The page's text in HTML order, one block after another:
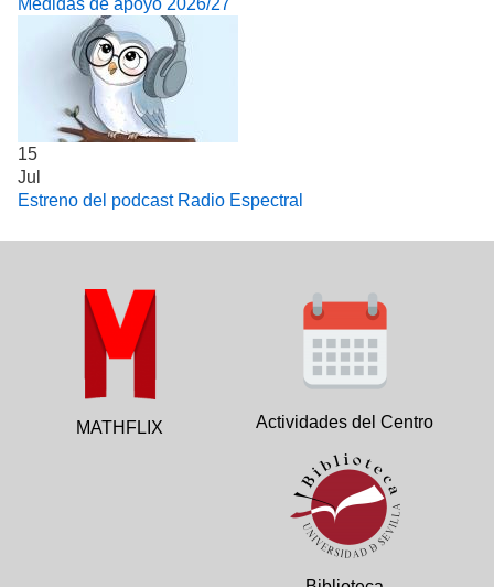
15
Jul
Estreno del podcast Radio Espectral
MATHFLIX Actividades del Centro